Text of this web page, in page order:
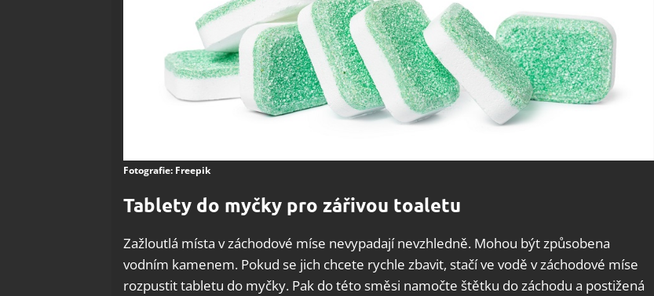
Fotografie: Freepik
Tablety do myčky pro zářivou toaletu
Zažloutlá místa v záchodové míse nevypadají nevzhledně. Mohou být způsobena
vodním kamenem. Pokud se jich chcete rychle zbavit, stačí ve vodě v záchodové míse
rozpustit tabletu do myčky. Pak do této směsi namočte štětku do záchodu a postižená